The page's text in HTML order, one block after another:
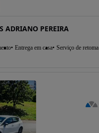
ADRIANO PEREIRA
Entrega em casa Serviço de retoma